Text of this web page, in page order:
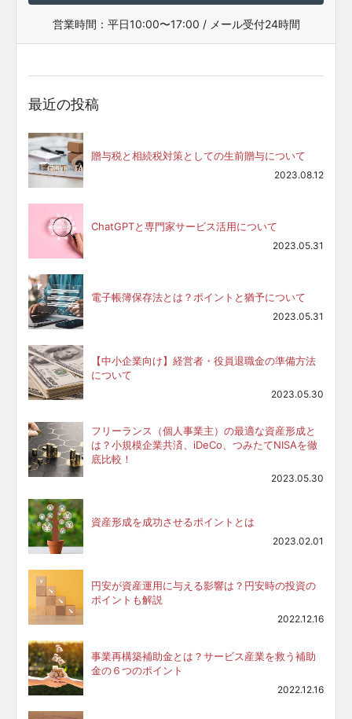
営業時間： 平日10:00〜17:00 / メール受付24時間
最近の投稿
贈与税と相続税対策としての生前贈与について
2023.08.12
ChatGPTと専門家サービス活用について
2023.05.31
電子帳簿保存法とは？ポイントと猶予について
2023.05.31
【中小企業向け】経営者・役員退職金の準備方法
について
2023.05.30
フリーランス（個人事業主）の最適な資産形成と
は？小規模企業共済、iDeCo、つみたてNISAを徹
底比較！
2023.05.30
資産形成を成功させるポイントとは
2023.02.01
円安が資産運用に与える影響は？円安時の投資の
ポイントも解説
2022.12.16
事業再構築補助金とは？サービス産業を救う補助
金の６つのポイント
2022.12.16